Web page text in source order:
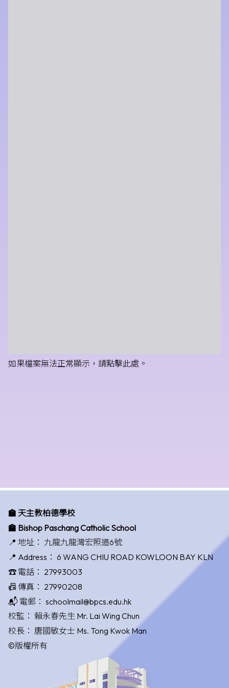
如果檔案無法正常顯示，請點擊此處。
🏫 天主教柏德學校
🏫 Bishop Paschang Catholic School
📍 地址： 九龍九龍灣宏照道6號
📍 Address： 6 WANG CHIU ROAD KOWLOON BAY KLN
☎️ 電話： 27993003
📠 傳真： 27990208
📬 電郵： schoolmail@bpcs.edu.hk
校監： 賴永春先生 Mr. Lai Wing Chun
校長： 唐國敏女士 Ms. Tong Kwok Man
©版權所有